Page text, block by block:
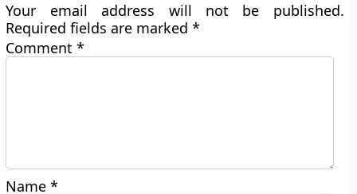
Your email address will not be published.
Required fields are marked*
Comment*
Name*